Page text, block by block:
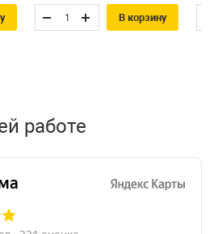
В корзину
работе